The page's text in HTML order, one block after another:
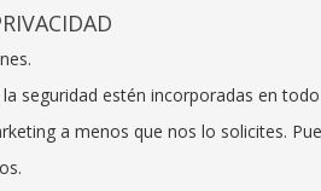
seguridad estén incorporadas en
a menos que nos lo solicites.